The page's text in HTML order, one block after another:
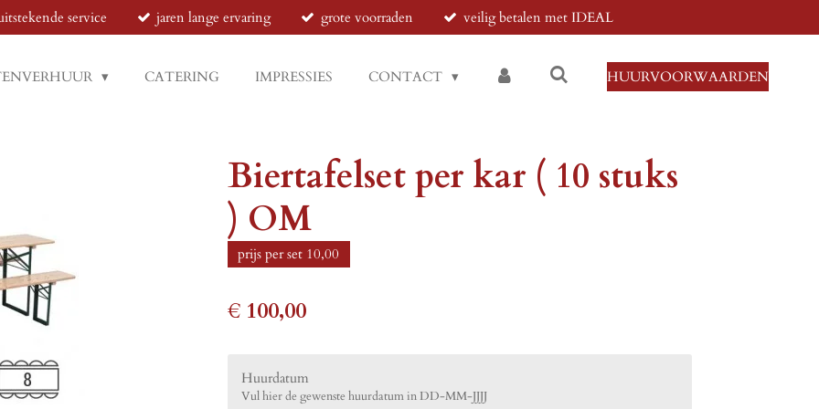
service jaren lange ervaring grote voorraden veilig betalen met IDEAL
CATERING IMPRESSIES CONTACT HUURVOORWAARDEN
Biertafelset per kar ( 10 stuks
) OM
prijs per set 10,00
€ 100,00
Huurdatum
Vul hier de gewenste huurdatum in DD-MM-JJJJ